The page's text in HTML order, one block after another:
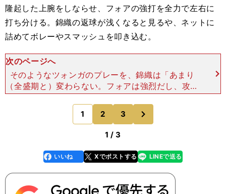
隆起した上腕をしならせ、フォアの強打を全力で左右に
打ち分ける。錦織の返球が浅くなると見るや、ネットに
詰めてボレーやスマッシュを叩き込む。
次のページへ
そのようなツォンガのプレーを、錦織は「あまり
（全盛期と）変わらない。フォアは強烈だし、攻め
方はトップレベル。球が浅くなると油断できないの
は、他の選手よりも恐怖というか、プレッシャーは
感じます」と述懐し
1 2 3
1 / 3
faceboo
k
いいね Xでポストする
line LINEで送る